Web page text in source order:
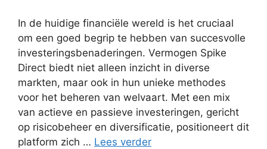
In de huidige financiële wereld is het cruciaal
om een goed begrip te hebben van succesvolle
investeringsbenaderingen. Vermogen Spike
Direct biedt niet alleen inzicht in diverse
markten, maar ook in hun unieke methodes
voor het beheren van welvaart. Met een mix
van actieve en passieve investeringen, gericht
op risicobeheer en diversificatie, positioneert dit
platform zich … Lees verder